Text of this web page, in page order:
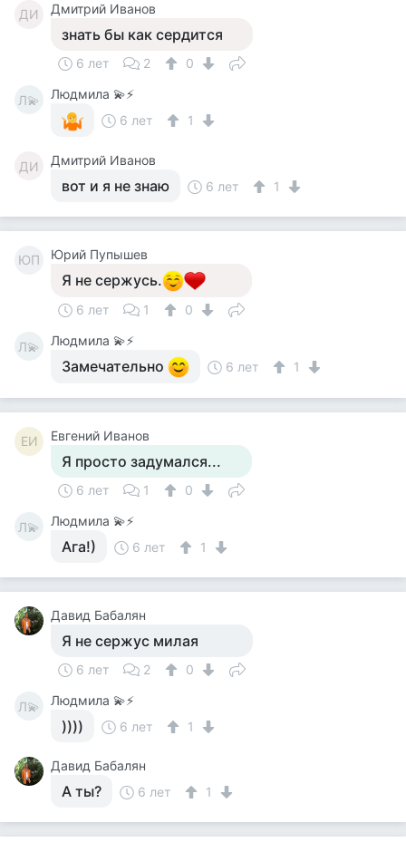
ДИ Дмитрий Иванов
знать бы как сердится
6 лет 2 0
Л💫
Людмила 💫⚡
6 лет
1
ДИ Дмитрий Иванов
вот и я не знаю 6 лет 1
ЮП Юрий Пупышев
Я не сержусь.
6 лет 1 0
Л💫 Людмила 💫⚡
Замечательно 6 лет 1
ЕИ Евгений Иванов
Я просто задумался...
6 лет 1 0
Л💫 Людмила 💫⚡
Ага!) 6 лет 1
Давид Бабалян
Я не сержус милая
6 лет 2 0
Л💫 Людмила 💫⚡
)))) 6 лет 1
Давид Бабалян
А ты? 6 лет 1